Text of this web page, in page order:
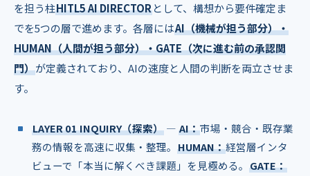
を担う柱HITL5 AI DIRECTORとして、構想から要件確定ま
でを5つの層で進めます。各層にはAI（機械が担う部分）・
HUMAN（人間が担う部分）・GATE（次に進む前の承認関
門）が定義されており、AIの速度と人間の判断を両立させま
す。
LAYER 01 INQUIRY（探索） ― AI：市場・競合・既存業
務の情報を高速に収集・整理。 HUMAN：経営層インタ
ビューで「本当に解くべき課題」を見極める。 GATE：